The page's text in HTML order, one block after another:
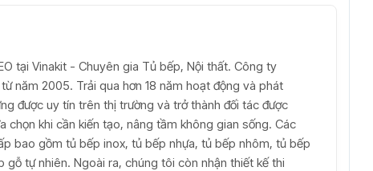
tại Vinakit - Chuyên gia Tủ bếp, Nội thất. Công ty
năm 2005. Trải qua hơn 18 năm hoạt động và phát
được uy tín trên thị trường và trở thành đối tác được
chọn khi cần kiến tạo, nâng tầm không gian sống. Các
bao gồm tủ bếp inox, tủ bếp nhựa, tủ bếp nhôm, tủ bếp
gỗ tự nhiên. Ngoài ra, chúng tôi còn nhận thiết kế thi